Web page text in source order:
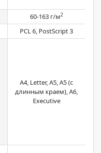
60-163 г/м2
PCL 6, PostScript 3
A4, Letter, A5, A5 (с
длинным краем), A6,
Executive